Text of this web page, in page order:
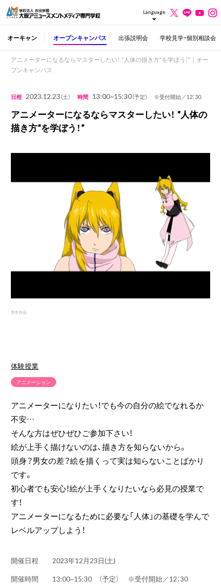
Language
オーキャン オープンキャンパス 出張説明会 学校見学・個別相談会
アニメーターになるならマスターしたい！ ”人体の描き方”を学ぼう！”｜オー
プンキャンパス
日程 2023.12.23（土） 時間 13:00~15:30（予定） ※受付開始／12：30
アニメーターになるならマスターしたい！ ”人体の
描き方”を学ぼう！”
学生作品
体験授業
アニメーション
アニメーターになりたい！でも今の自分の絵でなれるか
不安…
そんな方はぜひぜひご参加下さい！
絵が上手く描けないのは、描き方を知らないから。
頭身？男女の差？絵を描くって実は知らないことばかり
です。
初心者でも安心！絵が上手くなりたいなら必見の授業で
す！
アニメーターになるために必要な「人体」の基礎を学んで
レベルアップしよう！
開催日程
2023年12月23日(土)
開催時間
13:00~15:30 （予定） ※受付開始／12：30